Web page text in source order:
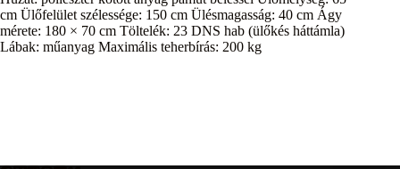
cm Ülőfelület szélessége: 150 cm Ülésmagasság: 40 cm Ágy
mérete: 180 × 70 cm Töltelék: 23 DNS hab (ülőkés háttámla)
Lábak: műanyag Maximális teherbírás: 200 kg